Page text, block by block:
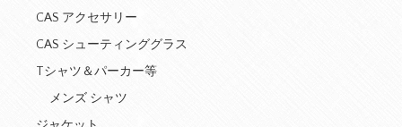
CAS アクセサリー
CAS シューティンググラス
Tシャツ＆パーカー等
メンズ シャツ